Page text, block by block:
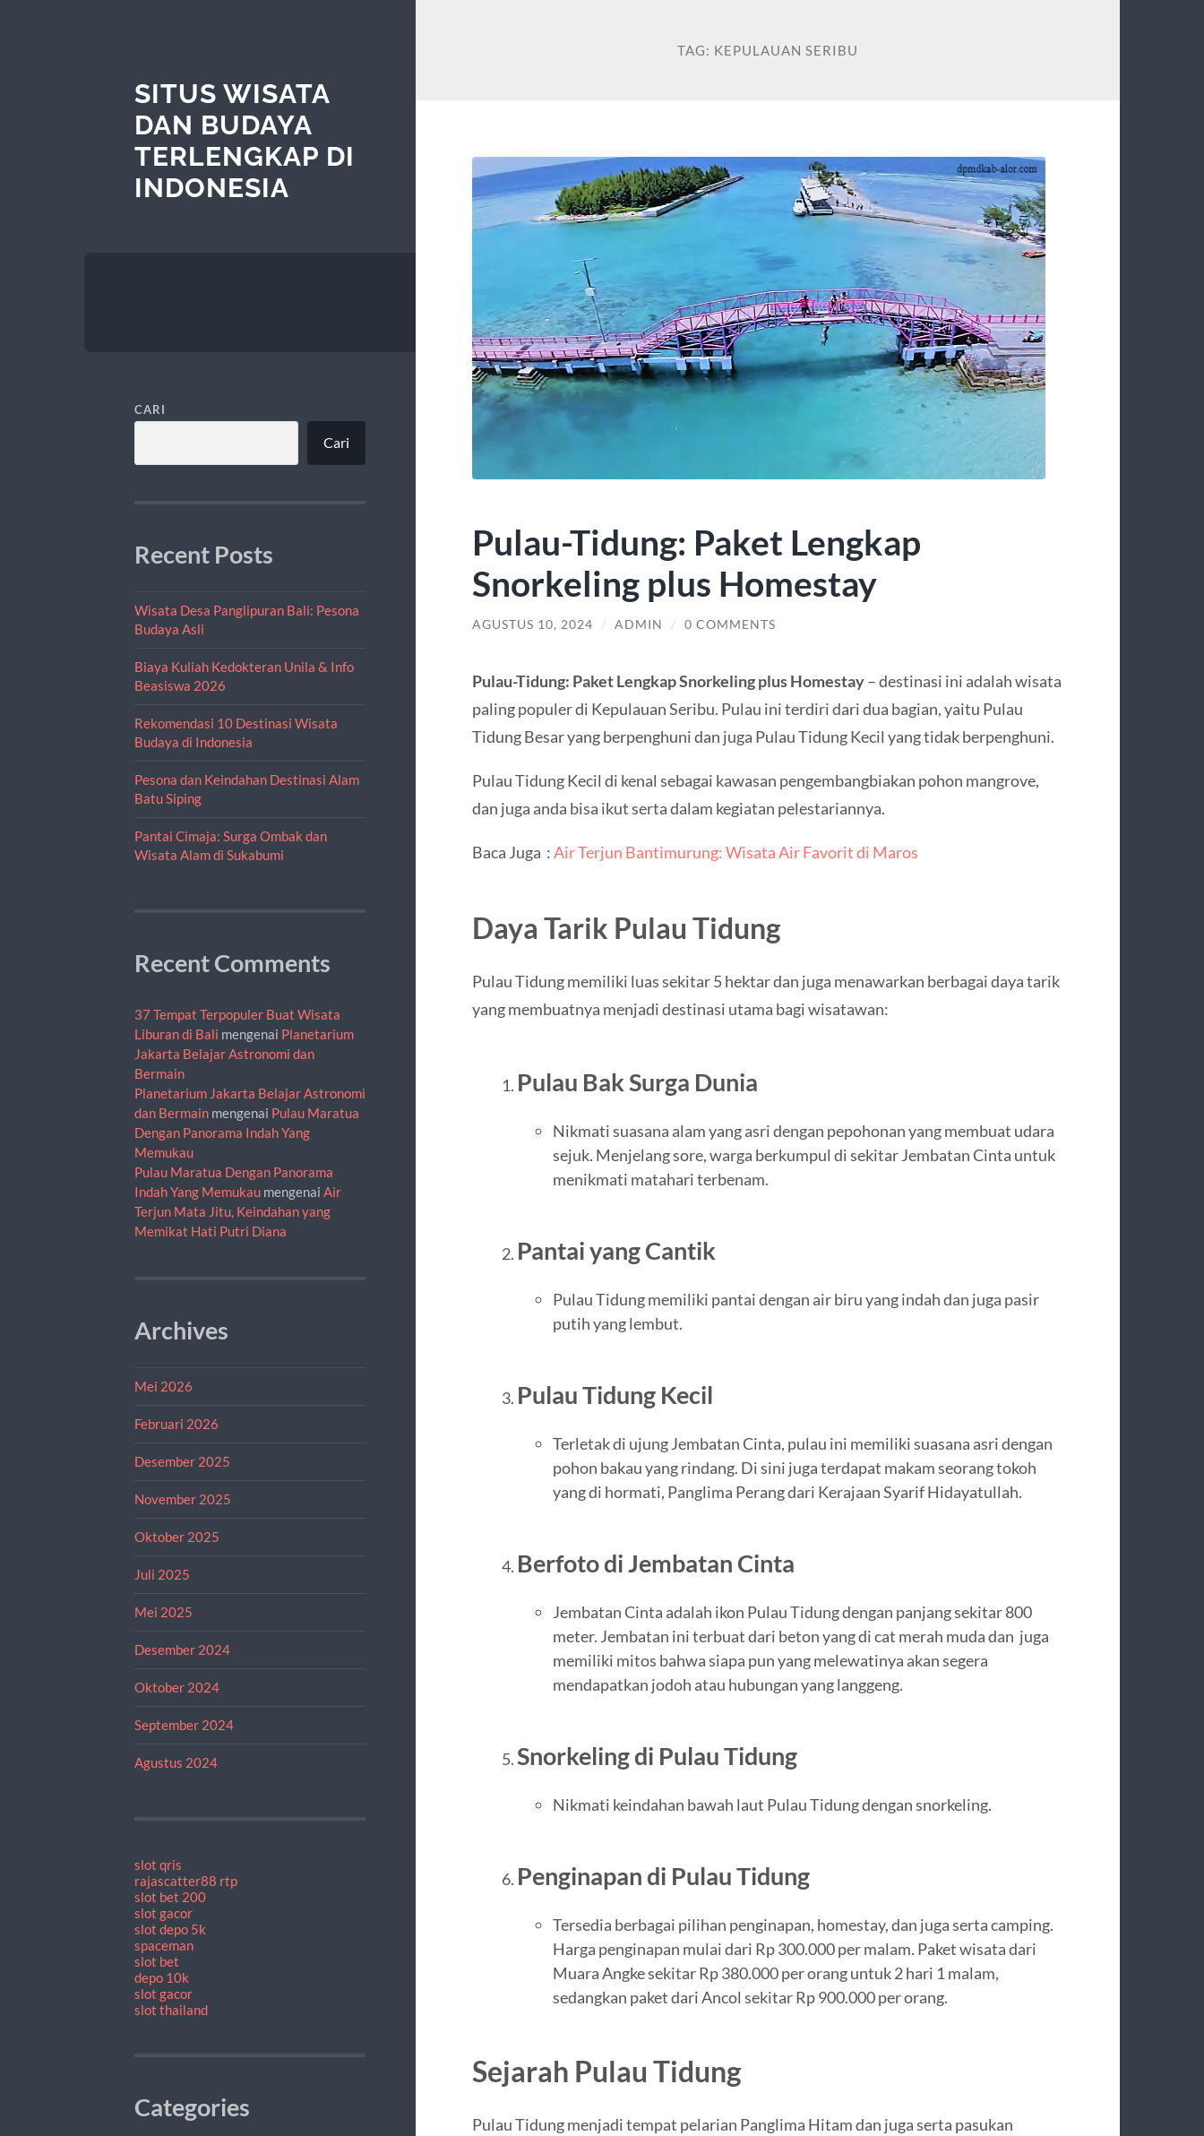
SITUS WISATA
DAN BUDAYA
TERLENGKAP DI
INDONESIA
CARI
Cari
Recent Posts
Wisata Desa Panglipuran Bali: Pesona
Budaya Asli
Biaya Kuliah Kedokteran Unila & Info
Beasiswa 2026
Rekomendasi 10 Destinasi Wisata
Budaya di Indonesia
Pesona dan Keindahan Destinasi Alam
Batu Siping
Pantai Cimaja: Surga Ombak dan
Wisata Alam di Sukabumi
Recent Comments
37 Tempat Terpopuler Buat Wisata
Liburan di Bali mengenai Planetarium
Jakarta Belajar Astronomi dan
Bermain
Planetarium Jakarta Belajar Astronomi
dan Bermainmengenai Pulau Maratua
Dengan Panorama Indah Yang
Memukau
Pulau Maratua Dengan Panorama
Indah Yang Memukaumengenai Air
Terjun Mata Jitu, Keindahan yang
Memikat Hati Putri Diana
Archives
Mei 2026
Februari 2026
Desember 2025
November 2025
Oktober 2025
Juli 2025
Mei 2025
Desember 2024
Oktober 2024
September 2024
Agustus 2024
slot qris
rajascatter88 rtp
slot bet 200
slot gacor
slot depo 5k
spaceman
slot bet
depo 10k
slot gacor
slot thailand
Categories
TAG: KEPULAUAN SERIBU
Pulau-Tidung: Paket Lengkap
Snorkeling plus Homestay
AGUSTUS 10, 2024 / ADMIN / 0 COMMENTS
Pulau-Tidung: Paket Lengkap Snorkeling plus Homestay– destinasi ini adalah wisata
paling populer di Kepulauan Seribu. Pulau ini terdiri dari dua bagian, yaitu Pulau
Tidung Besar yang berpenghuni dan juga Pulau Tidung Kecil yang tidak berpenghuni.
Pulau Tidung Kecil di kenal sebagai kawasan pengembangbiakan pohon mangrove,
dan juga anda bisa ikut serta dalam kegiatan pelestariannya.
Baca Juga :Air Terjun Bantimurung: Wisata Air Favorit di Maros
Daya Tarik Pulau Tidung
Pulau Tidung memiliki luas sekitar 5 hektar dan juga menawarkan berbagai daya tarik
yang membuatnya menjadi destinasi utama bagi wisatawan:
Pulau Bak Surga Dunia
Nikmati suasana alam yang asri dengan pepohonan yang membuat udara
sejuk. Menjelang sore, warga berkumpul di sekitar Jembatan Cinta untuk
menikmati matahari terbenam.
Pantai yang Cantik
Pulau Tidung memiliki pantai dengan air biru yang indah dan juga pasir
putih yang lembut.
Pulau Tidung Kecil
Terletak di ujung Jembatan Cinta, pulau ini memiliki suasana asri dengan
pohon bakau yang rindang. Di sini juga terdapat makam seorang tokoh
yang di hormati, Panglima Perang dari Kerajaan Syarif Hidayatullah.
Berfoto di Jembatan Cinta
Jembatan Cinta adalah ikon Pulau Tidung dengan panjang sekitar 800
meter. Jembatan ini terbuat dari beton yang di cat merah muda dan juga
memiliki mitos bahwa siapa pun yang melewatinya akan segera
mendapatkan jodoh atau hubungan yang langgeng.
Snorkeling di Pulau Tidung
Nikmati keindahan bawah laut Pulau Tidung dengan snorkeling.
Penginapan di Pulau Tidung
Tersedia berbagai pilihan penginapan, homestay, dan juga serta camping.
Harga penginapan mulai dari Rp 300.000 per malam. Paket wisata dari
Muara Angke sekitar Rp 380.000 per orang untuk 2 hari 1 malam,
sedangkan paket dari Ancol sekitar Rp 900.000 per orang.
Sejarah Pulau Tidung
Pulau Tidung menjadi tempat pelarian Panglima Hitam dan juga serta pasukan